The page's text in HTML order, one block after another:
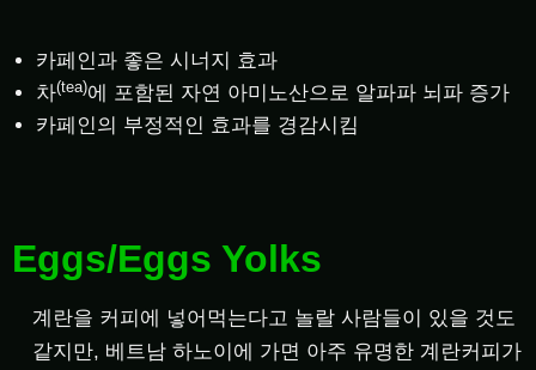
카페인과 좋은 시너지 효과
차(tea)에 포함된 자연 아미노산으로 알파파 뇌파 증가
카페인의 부정적인 효과를 경감시킴
Eggs/Eggs Yolks
계란을 커피에 넣어먹는다고 놀랄 사람들이 있을 것도
같지만, 베트남 하노이에 가면 아주 유명한 계란커피가